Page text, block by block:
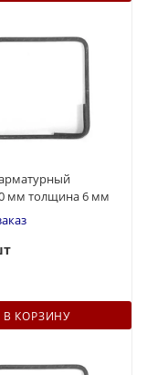
мм толщина 6 мм
В КОРЗИНУ